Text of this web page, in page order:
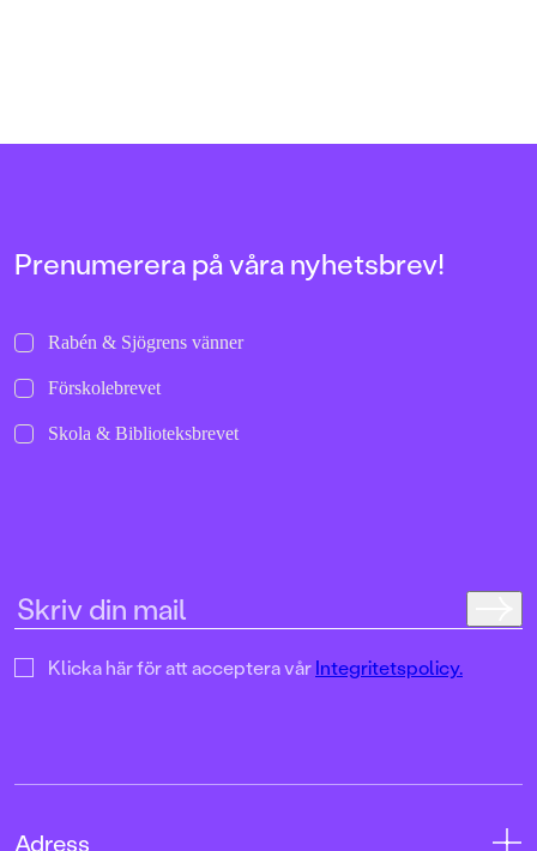
Prenumerera på våra nyhetsbrev!
Rabén & Sjögrens vänner
Förskolebrevet
Skola & Biblioteksbrevet
Klicka här för att acceptera vårIntegritetspolicy.
Adress